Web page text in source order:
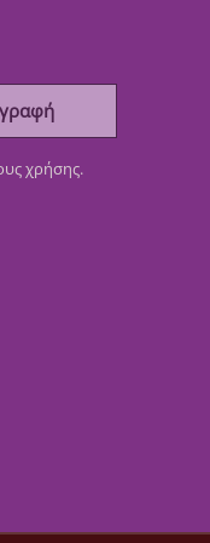
χρήσης.